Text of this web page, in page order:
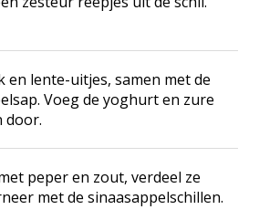
en lente-uitjes, samen met de
Voeg de yoghurt en zure
door.
peper en zout, verdeel ze
met de sinaasappelschillen.